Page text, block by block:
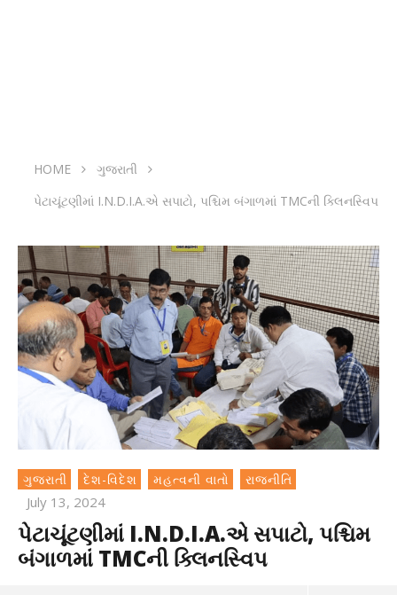
HOME
ગુજરાતી
પેટાચૂંટણીમાં I.N.D.I.A.એ સપાટો, પશ્ચિમ બંગાળમાં TMCની ક્લિનસ્વિપ
ગુજરાતી દેશ-વિદેશ મહત્વની વાતો રાજનીતિ
July 13, 2024
પેટાચૂંટણીમાં I.N.D.I.A.એ સપાટો, પશ્ચિમ
બંગાળમાં TMCની ક્લિનસ્વિપ